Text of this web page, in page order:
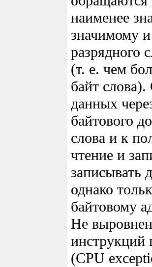
наименее
значимому
разрядного
(т. е. чем
байт
данных
байтового
слова и к
чтение и
записывать
однако
байтовому
Не
инструкций
(CPU